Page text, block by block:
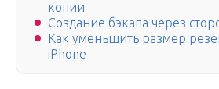
копии
Создание бэкапа через
Как уменьшить размер
iPhone